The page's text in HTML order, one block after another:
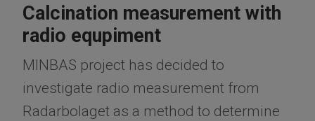
Calcination measurement with
radio equpiment
MINBAS project has decided to
investigate radio measurement from
Radarbolaget as a method to determine